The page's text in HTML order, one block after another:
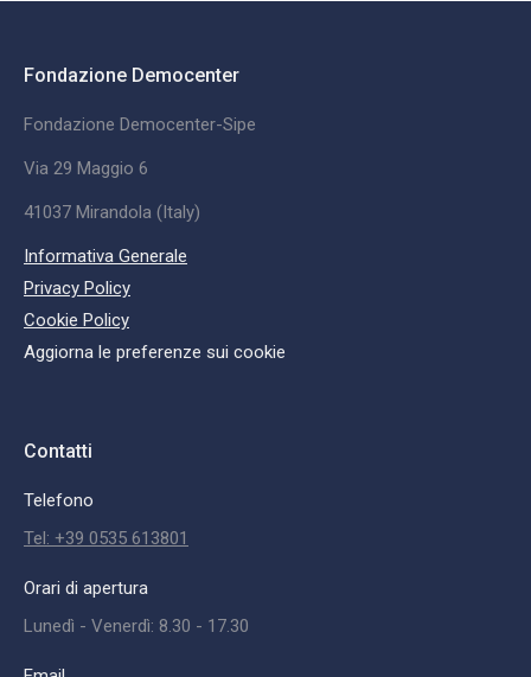
Fondazione Democenter
Fondazione Democenter-Sipe
Via 29 Maggio 6
41037 Mirandola (Italy)
Informativa Generale
Privacy Policy
Cookie Policy
Aggiorna le preferenze sui cookie
Contatti
Telefono
Tel: +39 0535 613801
Orari di apertura
Lunedì - Venerdì: 8.30 - 17.30